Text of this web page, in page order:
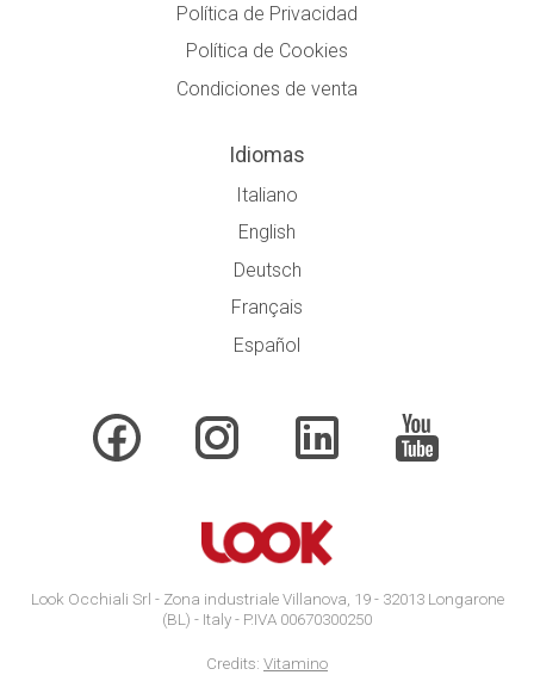
Política de Privacidad
Política de Cookies
Condiciones de venta
Idiomas
Italiano
English
Deutsch
Français
Español
Look Occhiali Srl - Zona industriale Villanova, 19 - 32013 Longarone
(BL) - Italy - P.IVA 00670300250
Credits: Vitamino